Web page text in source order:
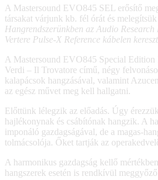
A Mastersound EVO845 SEL erősítő
társakat várjunk kb. fél órát és
Hangrendszerünkben az Audio
Vertere Pulse-X Reference kábelen
A Mastersound EVO845 Special Edition
Verdi – Il Trovatore című, négy
kalapácsok hangzásával, valamint
az egész művet meg kell hallgatni.
Előttünk lélegzik az előadás. Úgy
hajlékonynak és csábítónak hangzik. A
imponáló gazdagságával, de a magas-
tolmácsolója. Őket tartják az
A harmonikus gazdagság kellő
hangszerek esetén is rendkívül